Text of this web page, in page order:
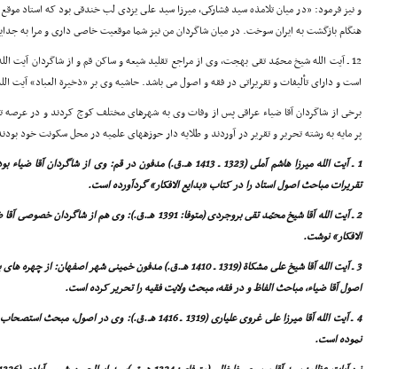
و نیز فرمود: «در میان تلامذه سید فشارکى، میرزا سید على یزدى لب خندقى بود که استاد
هنگام بازگشت به ایران سوخت. در میان شاگردان من نیز شما موقعیت خاصى دارى و مرا به
12 ـ آیت الله شیخ محمّد تقى بهجت، وى از مراجع تقلید شیعه و ساکن قم و از شاگردان آیت
است و داراى تألیفات و تقریراتى در فقه و اصول مى باشد. حاشیه وى بر «ذخیرة العباد» آیت
برخى از شاگردان آقا ضیاء عراقى پس از وفات وى به شهرهاى مختلف کوچ کردند و در عرصه
پر مایه به رشته تحریر و تقریر در آوردند و طلایه دار حوزههاى علمیه در محل سکونت خود
تقریرات مباحث اصول استاد را در کتاب «بدایع الافکار» گردآورده است.
2 ـ آیت الله آقا شیخ محمّد تقى بروجردى (متوفا: 1391 هـ.ق.):
الافکار» نوشت.
3 ـ آیت الله آقا شیخ على مشکاة (1319 ـ 1410 هـ.ق.) مدفون خمینى
اصول آقا ضیاء، مباحث الفاظ و در فقه، مبحث ولایت فقیه را تحریر کرده است.
4 ـ آیت الله آقا میرزا على غروى علیارى (1319 ـ 1416 هـ.ق.):
نموده است.